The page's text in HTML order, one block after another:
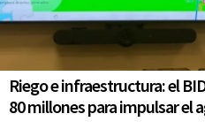
Riego e infraestructura: el
80 millones para impulsar el